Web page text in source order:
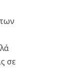
σε